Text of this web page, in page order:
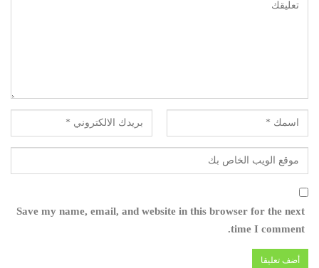
Save my name, email, and website in this browser for the next
time I comment.